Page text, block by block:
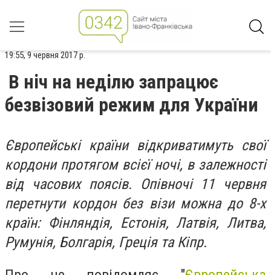
19:55, 9 червня 2017 р.
В ніч на неділю запрацює
безвізовий режим для України
Європейські країни відкриватимуть свої
кордони протягом всієї ночі, в залежності
від часових поясів. Опівночі 11 червня
перетнути кордон без візи можна до 8-х
країн: Фінляндія, Естонія, Латвія, Литва,
Румунія, Болгарія, Греція та Кіпр.